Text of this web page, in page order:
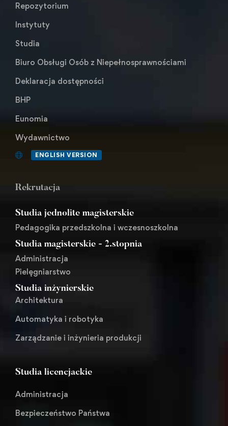
Repozytorium
Instytuty
Studia
Biuro Obsługi Osób z Niepełnosprawnościami
Deklaracja dostępności
BHP
Eunomia
Wydawnictwo
ENGLISH VERSION
Rekrutacja
Studia jednolite magisterskie
Pedagogika przedszkolna i wczesnoszkolna
Studia magisterskie - 2.stopnia
Administracja
Pielęgniarstwo
Studia inżynierskie
Architektura
Automatyka i robotyka
Zarządzanie i inżynieria produkcji
Studia licencjackie
Administracja
Bezpieczeństwo Państwa